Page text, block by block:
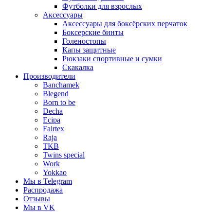
Футболки для взрослых
Аксессуары
Аксессуары для боксёрских перчаток
Боксерские бинты
Голеностопы
Капы защитные
Рюкзаки спортивные и сумки
Скакалка
Производители
Banchamek
Blegend
Born to be
Decha
Ecipa
Fairtex
Raja
TKB
Twins special
Work
Yokkao
Мы в Telegram
Распродажа
Отзывы
Мы в VK